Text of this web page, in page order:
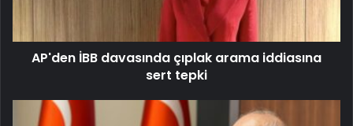
AP'den İBB davasında çıplak arama iddiasına
sert tepki